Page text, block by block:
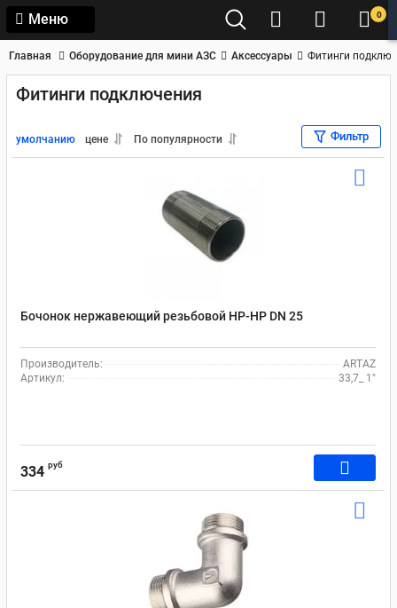
Меню 0
Главная Оборудование для мини АЗС Аксессуары Фитинги
Фитинги подключения
умолчанию цене По популярности Фильтр
Бочонок нержавеющий резьбовой НР-НР DN 25
Производитель:
ARTAZ
Артикул:
33,7_ 1"
334 руб